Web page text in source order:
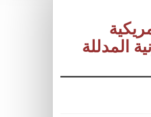
المدللة